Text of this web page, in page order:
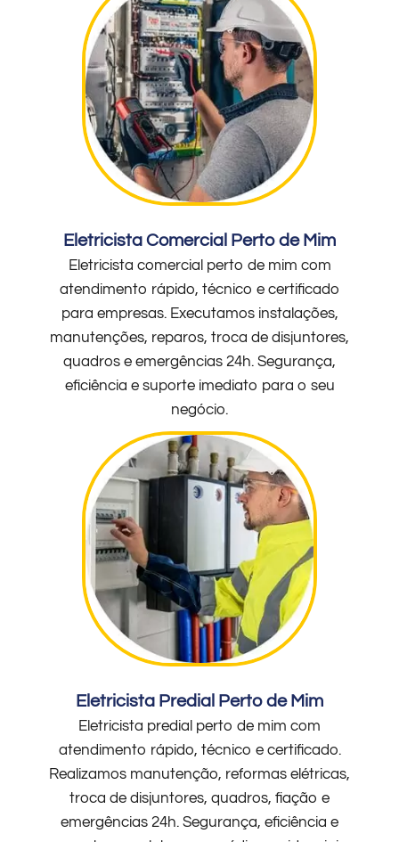
Eletricista Comercial Perto de Mim
Eletricista comercial perto de mim com
atendimento rápido, técnico e certificado
para empresas. Executamos instalações,
manutenções, reparos, troca de disjuntores,
quadros e emergências 24h. Segurança,
eficiência e suporte imediato para o seu
negócio.
Eletricista Predial Perto de Mim
Eletricista predial perto de mim com
atendimento rápido, técnico e certificado.
Realizamos manutenção, reformas elétricas,
troca de disjuntores, quadros, fiação e
emergências 24h. Segurança, eficiência e